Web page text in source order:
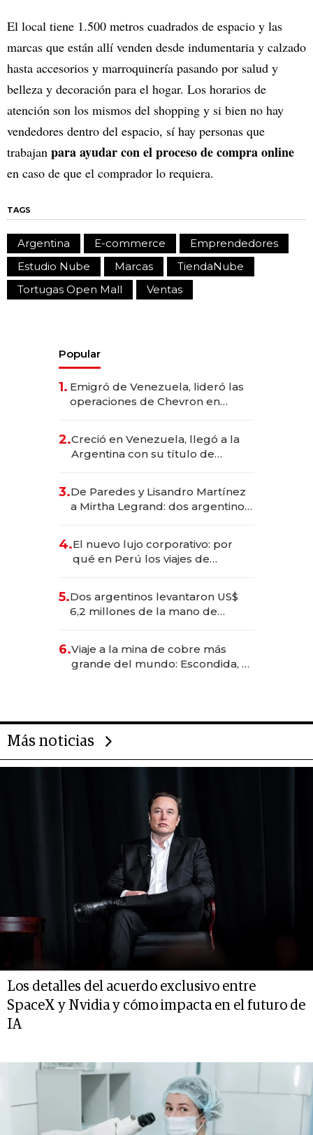
El local tiene 1.500 metros cuadrados de espacio y las
marcas que están allí venden desde indumentaria y calzado
hasta accesorios y marroquinería pasando por salud y
belleza y decoración para el hogar. Los horarios de
atención son los mismos del shopping y si bien no hay
vendedores dentro del espacio, sí hay personas que
trabajan para ayudar con el proceso de compra online
en caso de que el comprador lo requiera.
TAGS
Argentina E-commerce
Emprendedores
Estudio Nube
Marcas
TiendaNube
Tortugas Open Mall
Ventas
Popular
1. Emigró de Venezuela, lideró las
operaciones de Chevron en
2.Creció en Venezuela, llegó a la
Argentina con su título de
las marcas "fast premium"
3.De Paredes y Lisandro Martínez
a Mirtha Legrand: dos argentinos
4.El nuevo lujo corporativo: por
qué en Perú los viajes de
para convertirse en experiencias
transformadoras
5.Dos argentinos levantaron US$
6,2 millones de la mano de
6.Viaje a la mina de cobre más
grande del mundo: Escondida, el
Más noticias
Los detalles del acuerdo exclusivo entre
SpaceX y Nvidia y cómo impacta en el futuro de
IA